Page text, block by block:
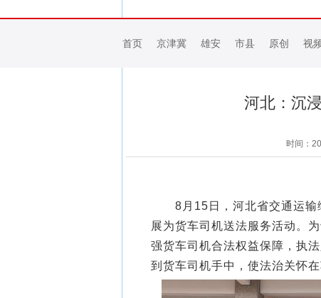
首页 京津冀 雄安 市县 原创 视
河北：沉
时间：
8月15日，河北省交通运输
展为货车司机送法服务活动。
强货车司机合法权益保障，执
到货车司机手中，使法治关怀